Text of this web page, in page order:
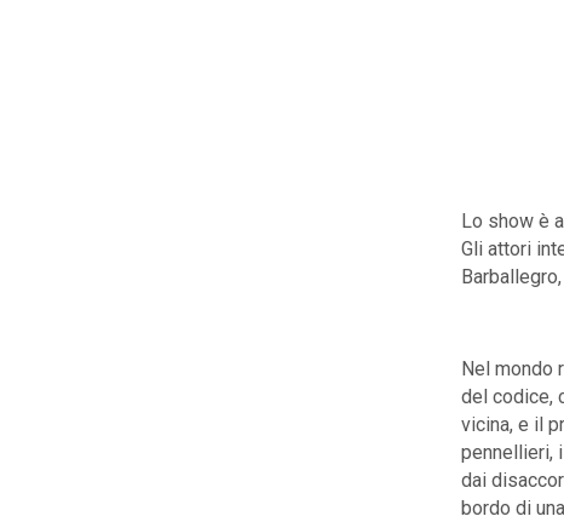
Lo show è
Gli attori
Nel mondo
del codice,
vicina, e il
pennellieri,
dai
bordo di